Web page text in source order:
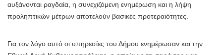
αυξάνονται ραγδαία, η συνεχιζόμενη ενημέρωση και η λήψη
προληπτικών μέτρων αποτελούν βασικές προτεραιότητες.
Για τον λόγο αυτό οι υπηρεσίες του Δήμου ενημέρωσαν και την